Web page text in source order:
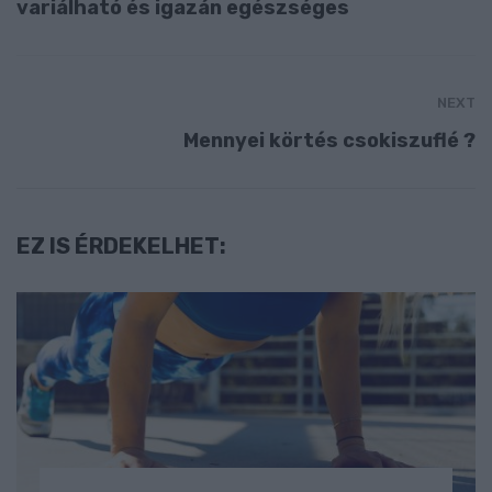
variálható és igazán egészséges
NEXT
Mennyei körtés csokiszuflé ?
EZ IS ÉRDEKELHET: